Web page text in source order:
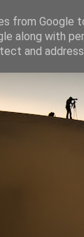
from Google
along with
and address